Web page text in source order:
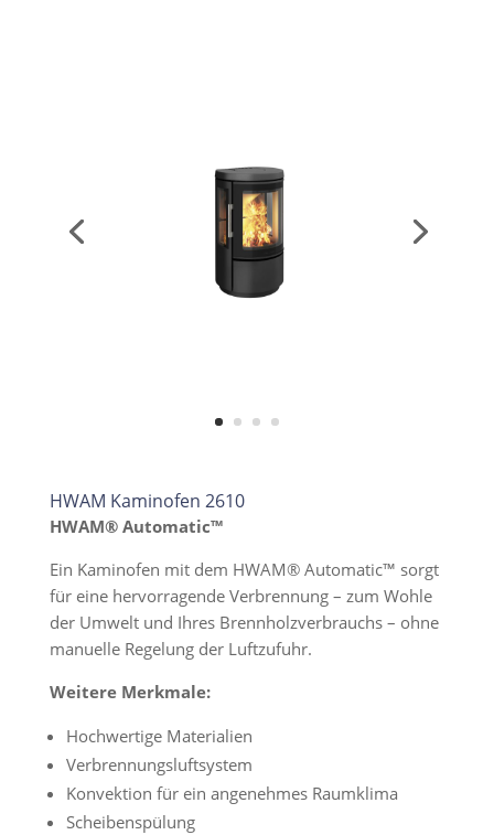
HWAM Kaminofen 2610
HWAM® Automatic™
Ein Kaminofen mit dem HWAM® Automatic™ sorgt
für eine hervorragende Verbrennung – zum Wohle
der Umwelt und Ihres Brennholzverbrauchs – ohne
manuelle Regelung der Luftzufuhr.
Weitere Merkmale:
Hochwertige Materialien
Verbrennungsluftsystem
Konvektion für ein angenehmes Raumklima
Scheibenspülung